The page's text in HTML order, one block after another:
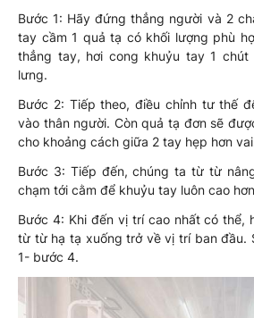
Bước 1: Hãy đứng thẳng người và 2
tay cầm 1 quả tạ có khối lượng phù
thẳng tay, hơi cong khuỷu tay 1
lưng.
Bước 2: Tiếp theo, điều chỉnh tư thế
vào thân người. Còn quả tạ đơn sẽ
cho khoảng cách giữa 2 tay hẹp hơn
Bước 3: Tiếp đến, chúng ta từ từ
chạm tới cằm để khuỷu tay luôn cao
Bước 4: Khi đến vị trí cao nhất có thể,
từ từ hạ tạ xuống trở về vị trí ban đầu.
1- bước 4.